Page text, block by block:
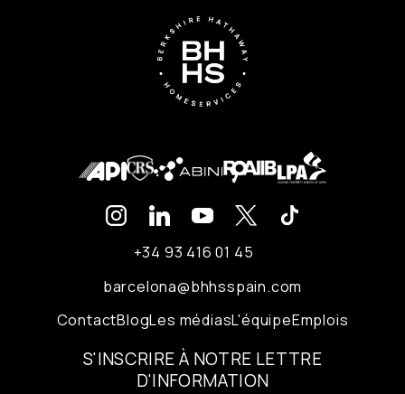
+34 93 416 01 45
barcelona@bhhsspain.com
ContactBlogLes médiasL'équipeEmplois
S'INSCRIRE À NOTRE LETTRE
D'INFORMATION